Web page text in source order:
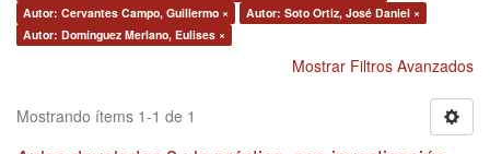
Autor: Cervantes Campo, Guillermo ×
Autor: Soto Ortiz, José Daniel ×
Autor: Domínguez Merlano, Eulises ×
Mostrar Filtros Avanzados
Mostrando ítems 1-1 de 1